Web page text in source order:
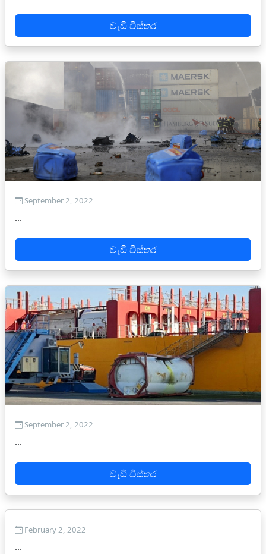
වැඩි විස්තර
September 2, 2022
...
වැඩි විස්තර
September 2, 2022
...
වැඩි විස්තර
February 2, 2022
...